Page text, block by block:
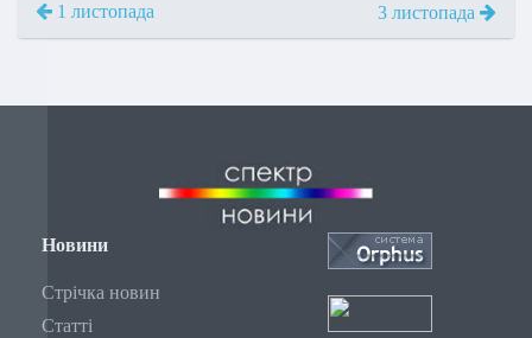
1 листопада 3 листопада
Новини
Стрічка новин
Статті